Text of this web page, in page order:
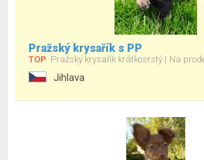
Pražský krysařík s PP
TOP Pražský krysařík krátkosrstý Na
Jihlava